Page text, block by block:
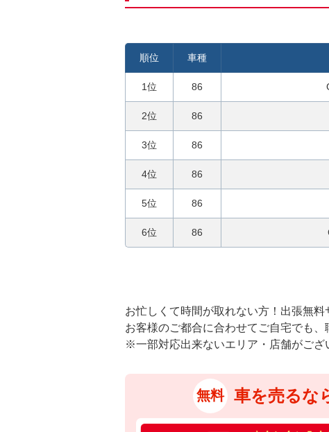
順位 車種
1位 86
2位 86
3位 86
4位 86
5位 86
6位 86
お忙しくて時間が取れない方！出張無料
お客様のご都合に合わせてご自宅でも、
※一部対応出来ないエリア・店舗がござ
無料 車を売るな